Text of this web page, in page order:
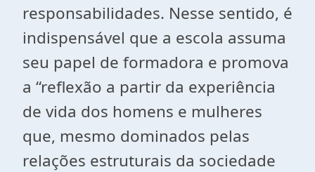
responsabilidades. Nesse sentido, é
indispensável que a escola assuma
seu papel de formadora e promova
a “reflexão a partir da experiência
de vida dos homens e mulheres
que, mesmo dominados pelas
relações estruturais da sociedade